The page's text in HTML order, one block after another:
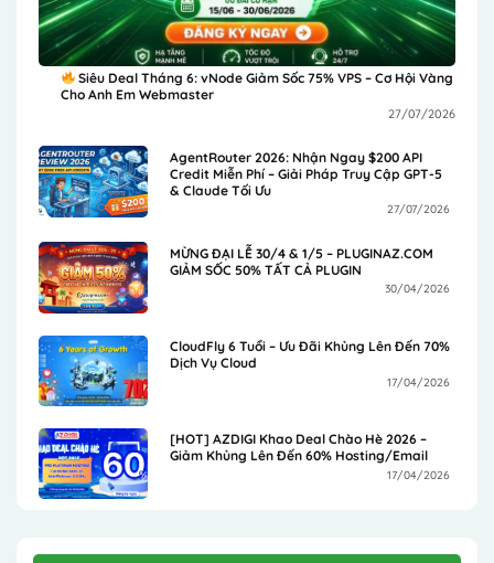
Siêu Deal Tháng 6: vNode Giảm Sốc 75% VPS – Cơ Hội Vàng
Cho Anh Em Webmaster
27/07/2026
AgentRouter 2026: Nhận Ngay $200 API
Credit Miễn Phí – Giải Pháp Truy Cập GPT-5
& Claude Tối Ưu
27/07/2026
MỪNG ĐẠI LỄ 30/4 & 1/5 – PLUGINAZ.COM
GIẢM SỐC 50% TẤT CẢ PLUGIN
30/04/2026
CloudFly 6 Tuổi – Ưu Đãi Khủng Lên Đến 70%
Dịch Vụ Cloud
17/04/2026
[HOT] AZDIGI Khao Deal Chào Hè 2026 –
Giảm Khủng Lên Đến 60% Hosting/Email
17/04/2026